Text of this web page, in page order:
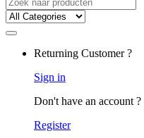
Returning Customer ?
Sign in
Don't have an account ?
Register